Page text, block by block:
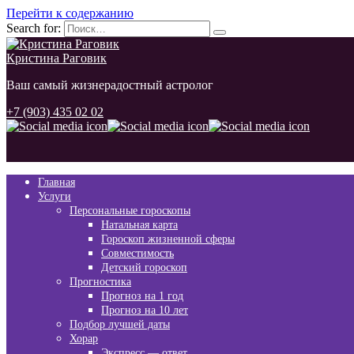
Перейти к содержанию
Search for:
Кристина Раговик
Ваш самый жизнерадостный астролог
+7 (903) 435 02 02
Главная
Услуги
Персональные гороскопы
Натальная карта
Гороскоп жизненной сферы
Совместимость
Детский гороскоп
Прогностика
Прогноз на 1 год
Прогноз на 10 лет
Подбор лучшей даты
Хорар